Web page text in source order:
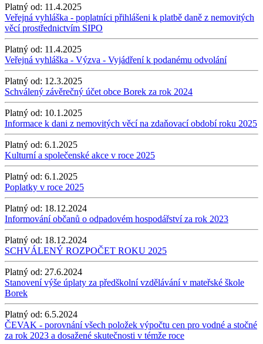
Platný od: 11.4.2025
Veřejná vyhláška - poplatníci přihlášeni k platbě daně z nemovitých
věcí prostřednictvím SIPO
Platný od: 11.4.2025
Veřejná vyhláška - Výzva - Vyjádření k podanému odvolání
Platný od: 12.3.2025
Schválený závěrečný účet obce Borek za rok 2024
Platný od: 10.1.2025
Informace k dani z nemovitých věcí na zdaňovací období roku 2025
Platný od: 6.1.2025
Kulturní a společenské akce v roce 2025
Platný od: 6.1.2025
Poplatky v roce 2025
Platný od: 18.12.2024
Informování občanů o odpadovém hospodářství za rok 2023
Platný od: 18.12.2024
SCHVÁLENÝ ROZPOČET ROKU 2025
Platný od: 27.6.2024
Stanovení výše úplaty za předškolní vzdělávání v mateřské škole
Borek
Platný od: 6.5.2024
ČEVAK - porovnání všech položek výpočtu cen pro vodné a stočné
za rok 2023 a dosažené skutečnosti v témže roce